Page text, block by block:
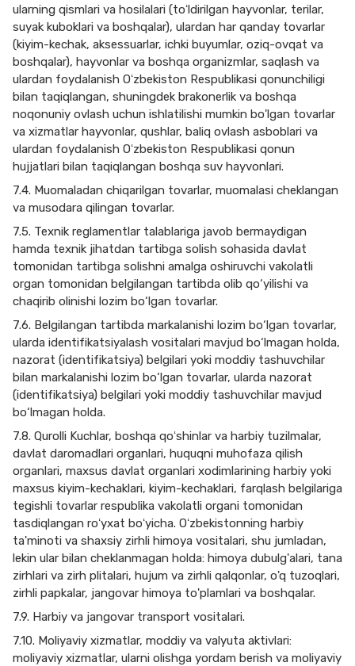
ularning qismlari va hosilalari (toʻldirilgan hayvonlar, terilar,
suyak kuboklari va boshqalar), ulardan har qanday tovarlar
(kiyim-kechak, aksessuarlar, ichki buyumlar, oziq-ovqat va
boshqalar), hayvonlar va boshqa organizmlar, saqlash va
ulardan foydalanish Oʻzbekiston Respublikasi qonunchiligi
bilan taqiqlangan, shuningdek brakonerlik va boshqa
noqonuniy ovlash uchun ishlatilishi mumkin bo'lgan tovarlar
va xizmatlar hayvonlar, qushlar, baliq ovlash asboblari va
ulardan foydalanish Oʻzbekiston Respublikasi qonun
hujjatlari bilan taqiqlangan boshqa suv hayvonlari.
7.4. Muomaladan chiqarilgan tovarlar, muomalasi cheklangan
va musodara qilingan tovarlar.
7.5. Texnik reglamentlar talablariga javob bermaydigan
hamda texnik jihatdan tartibga solish sohasida davlat
tomonidan tartibga solishni amalga oshiruvchi vakolatli
organ tomonidan belgilangan tartibda olib qo‘yilishi va
chaqirib olinishi lozim bo‘lgan tovarlar.
7.6. Belgilangan tartibda markalanishi lozim bo‘lgan tovarlar,
ularda identifikatsiyalash vositalari mavjud bo‘lmagan holda,
nazorat (identifikatsiya) belgilari yoki moddiy tashuvchilar
bilan markalanishi lozim bo‘lgan tovarlar, ularda nazorat
(identifikatsiya) belgilari yoki moddiy tashuvchilar mavjud
bo‘lmagan holda.
7.8. Qurolli Kuchlar, boshqa qoʻshinlar va harbiy tuzilmalar,
davlat daromadlari organlari, huquqni muhofaza qilish
organlari, maxsus davlat organlari xodimlarining harbiy yoki
maxsus kiyim-kechaklari, kiyim-kechaklari, farqlash belgilariga
tegishli tovarlar respublika vakolatli organi tomonidan
tasdiqlangan roʻyxat boʻyicha. Oʻzbekistonning harbiy
ta'minoti va shaxsiy zirhli himoya vositalari, shu jumladan,
lekin ular bilan cheklanmagan holda: himoya dubulg'alari, tana
zirhlari va zirh plitalari, hujum va zirhli qalqonlar, o'q tuzoqlari,
zirhli papkalar, jangovar himoya to'plamlari va boshqalar.
7.9. Harbiy va jangovar transport vositalari.
7.10. Moliyaviy xizmatlar, moddiy va valyuta aktivlari:
moliyaviy xizmatlar, ularni olishga yordam berish va moliyaviy